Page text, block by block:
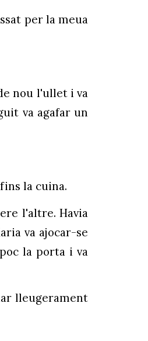
per la meua
nou l'ullet i va
va agafar un
la cuina.
l'altre. Havia
va ajocar-se
la porta i va
lleugerament